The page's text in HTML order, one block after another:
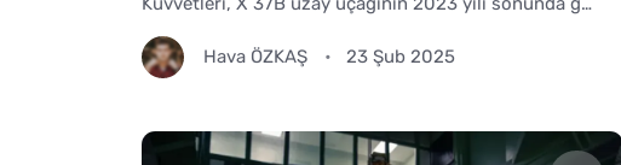
Hava ÖZKAŞ 23 Şub 2025